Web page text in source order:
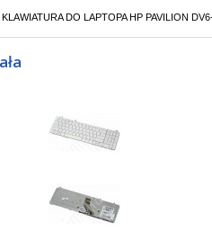
KLAWIATURA DO LAPTOPA HP PAVILION